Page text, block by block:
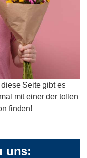
Seite gibt es
mit einer der tollen
finden!
uns: